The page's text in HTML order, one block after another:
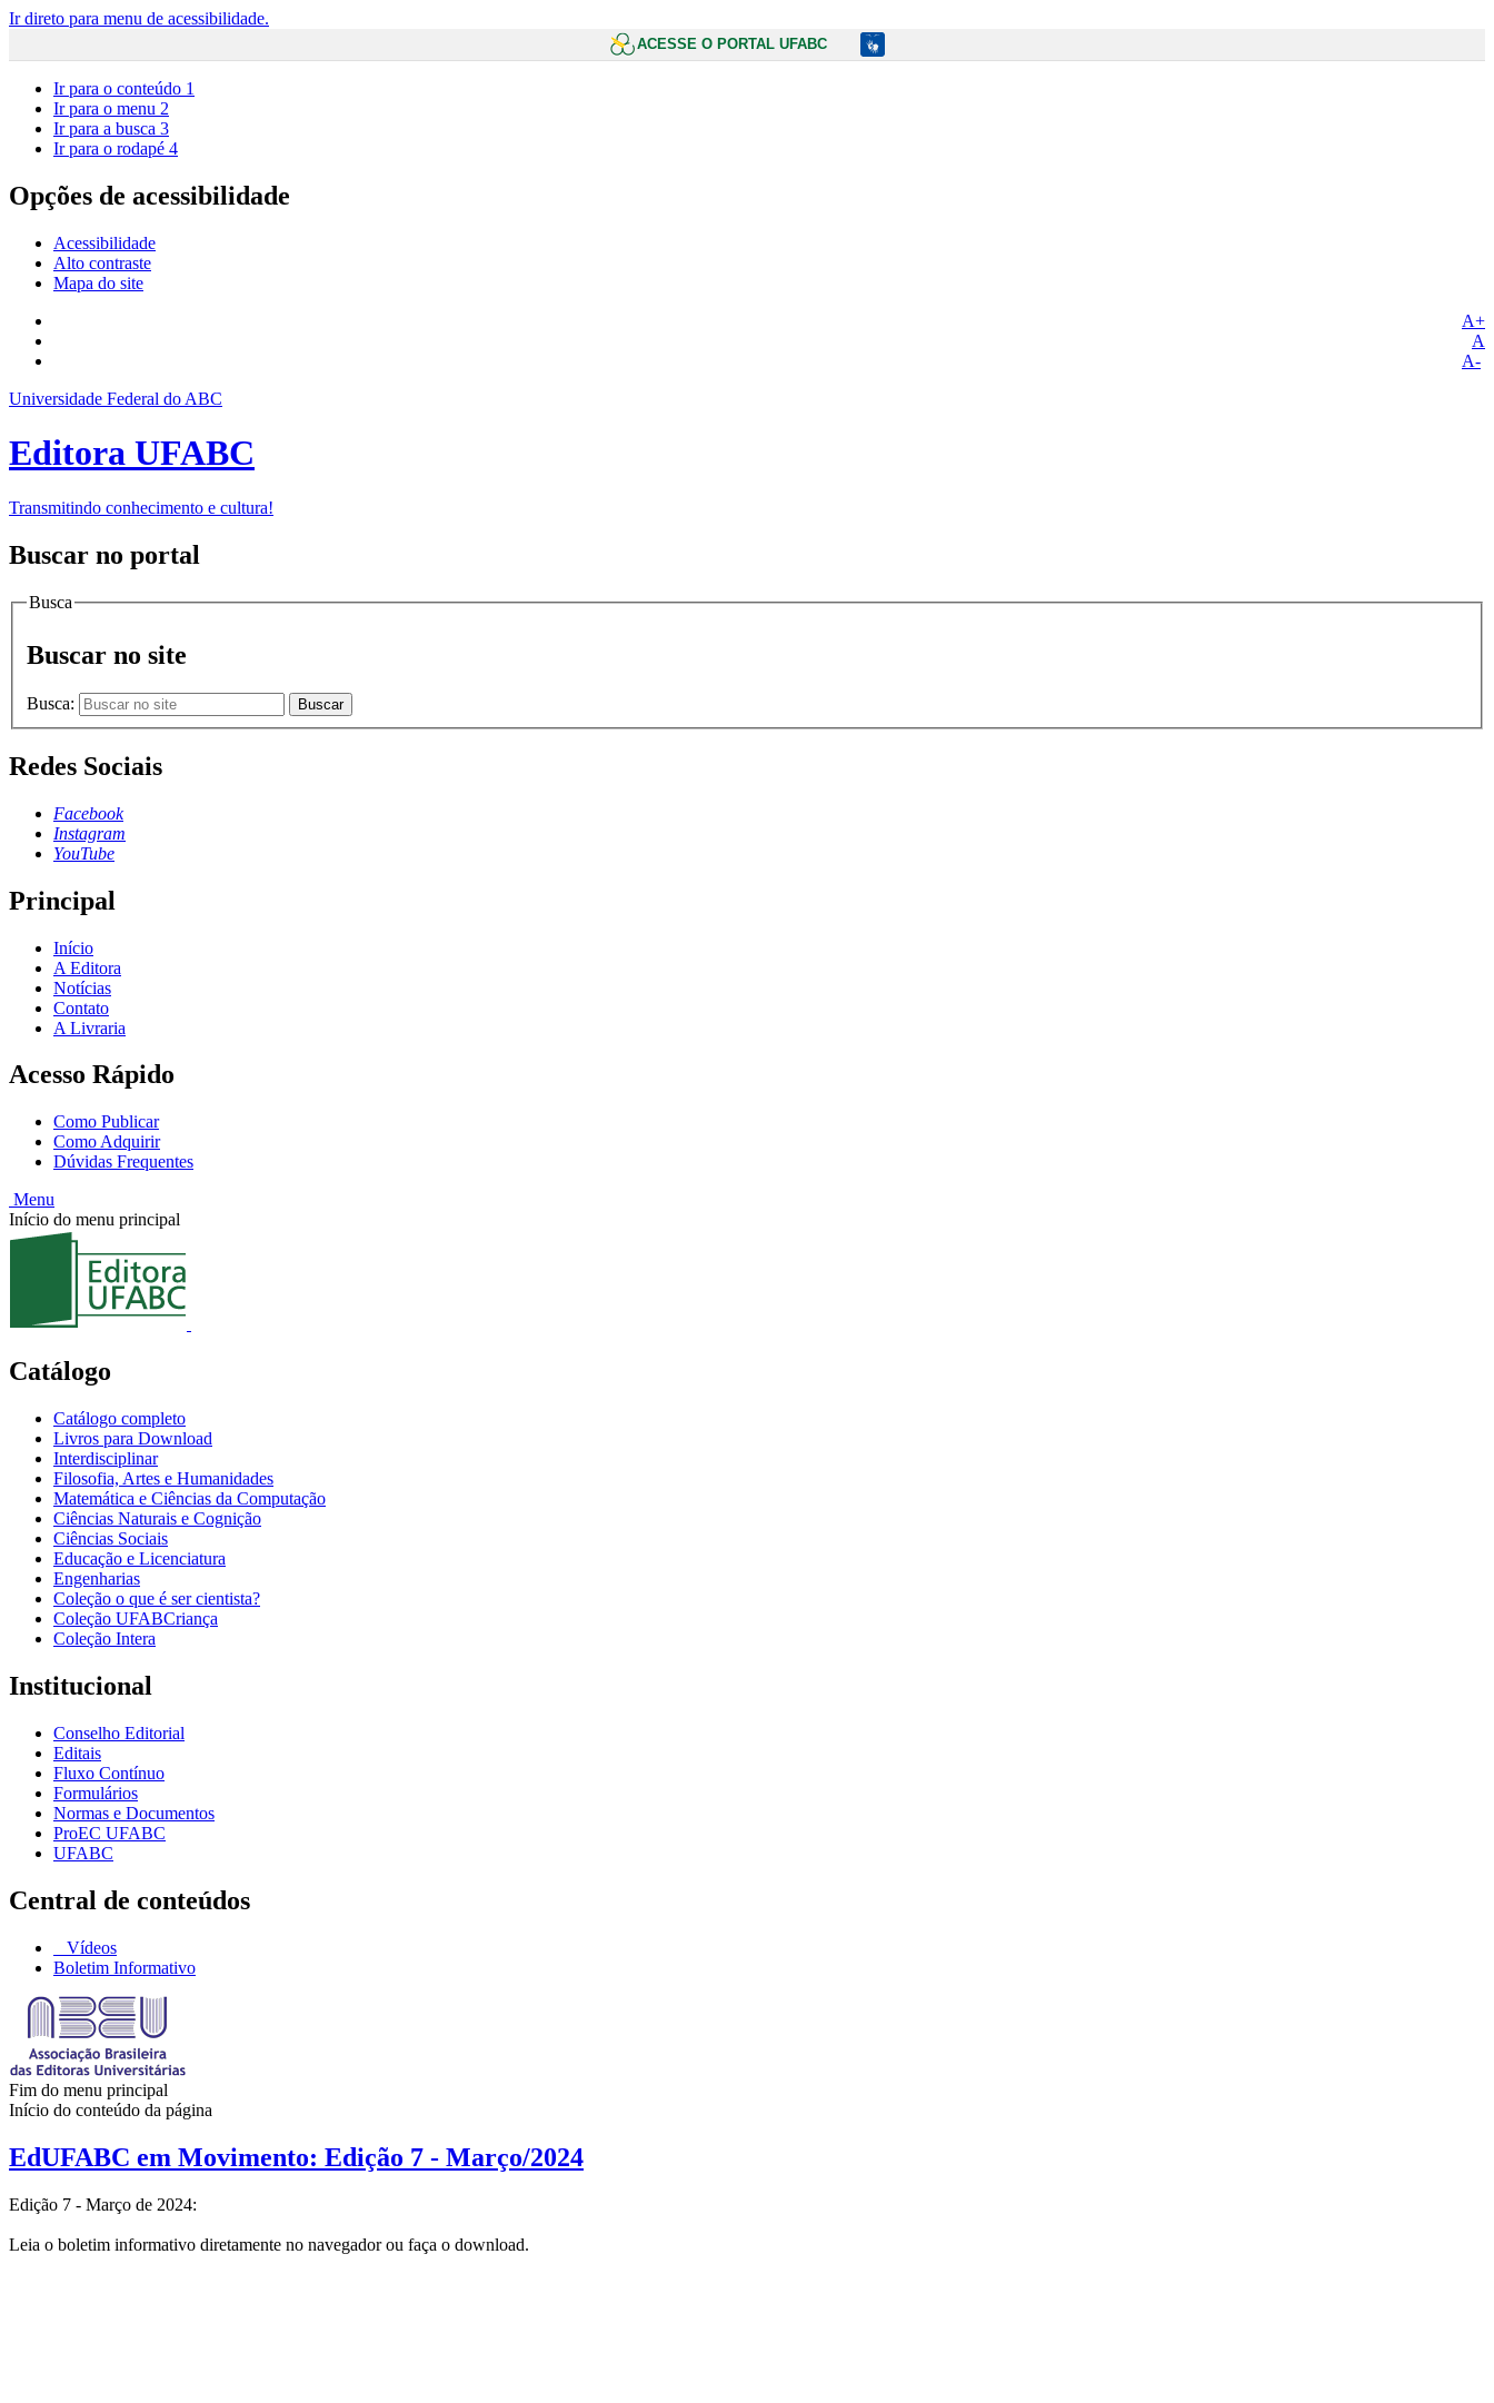
Ir direto para menu de acessibilidade.
ACESSE O PORTAL UFABC
Ir para o conteúdo 1
Ir para o menu 2
Ir para a busca 3
Ir para o rodapé 4
Opções de acessibilidade
Acessibilidade
Alto contraste
Mapa do site
A+
A
A-
Universidade Federal do ABC
Editora UFABC
Transmitindo conhecimento e cultura!
Buscar no portal
Busca
Buscar no site
Busca: Buscar
Redes Sociais
Facebook
Instagram
YouTube
Principal
Início
A Editora
Notícias
Contato
A Livraria
Acesso Rápido
Como Publicar
Como Adquirir
Dúvidas Frequentes
Menu
Início do menu principal
Catálogo
Catálogo completo
Livros para Download
Interdisciplinar
Filosofia, Artes e Humanidades
Matemática e Ciências da Computação
Ciências Naturais e Cognição
Ciências Sociais
Educação e Licenciatura
Engenharias
Coleção o que é ser cientista?
Coleção UFABCriança
Coleção Intera
Institucional
Conselho Editorial
Editais
Fluxo Contínuo
Formulários
Normas e Documentos
ProEC UFABC
UFABC
Central de conteúdos
Vídeos
Boletim Informativo
Fim do menu principal
Início do conteúdo da página
EdUFABC em Movimento: Edição 7 - Março/2024
Edição 7 - Março de 2024:
Leia o boletim informativo diretamente no navegador ou faça o download.